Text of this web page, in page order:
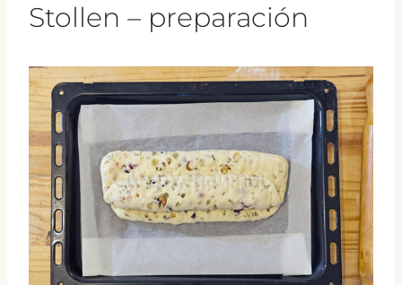
Stollen – preparación